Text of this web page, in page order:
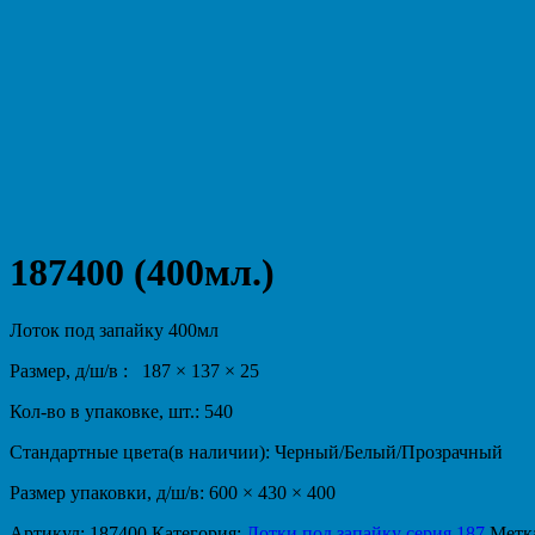
187400 (400мл.)
Лоток под запайку 400мл
Размер, д/ш/в : 187 × 137 × 25
Кол-во в упаковке, шт.: 540
Стандартные цвета(в наличии): Черный/Белый/Прозрачный
Размер упаковки, д/ш/в: 600 × 430 × 400